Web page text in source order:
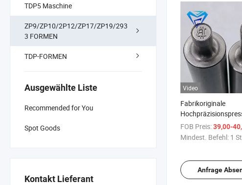
TDP5 Maschine
ZP9/ZP10/2P12/ZP17/ZP19/293
3 FORMEN
TDP-FORMEN
Ausgewählte Liste
Recommended for You
Spot Goods
Kontakt Lieferant
Video
Fabrikoriginale
für
FOB Preis:39,00-
Mindest. Befehl: 1
Anfrage